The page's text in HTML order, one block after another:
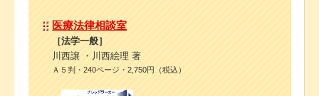
医療法律相談室
［法学一般］
川西譲 ・川西絵理 著
Ａ５判・240ページ・2,750円（税込）